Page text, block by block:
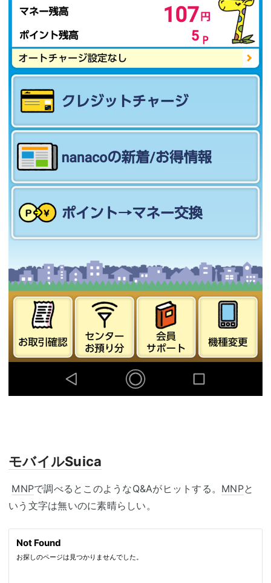
モバイルSuica
MNPで調べるとこのようなQ&Aがヒットする。 MNPと
いう文字は無いのに素晴らしい。